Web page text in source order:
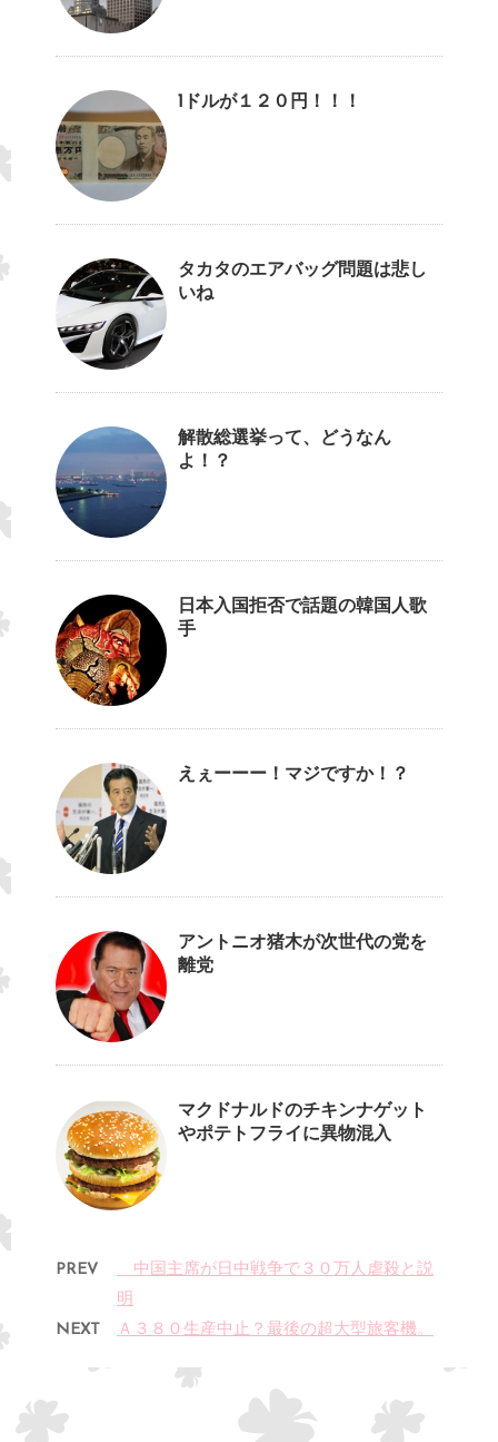
1ドルが１２０円！！！
タカタのエアバッグ問題は悲し
いね
解散総選挙って、どうなん
よ！？
日本入国拒否で話題の韓国人歌
手
えぇーーー！マジですか！？
アントニオ猪木が次世代の党を
離党
マクドナルドのチキンナゲット
やポテトフライに異物混入
PREV
中国主席が日中戦争で３０万人虐殺と説
明
NEXT
Ａ３８０生産中止？最後の超大型旅客機。